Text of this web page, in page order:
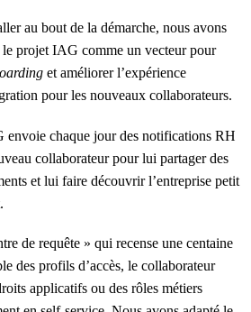
au bout de la démarche, nous avons
projet IAG comme un vecteur pour
et améliorer l’expérience
pour les nouveaux collaborateurs.
envoie chaque jour des notifications RH
collaborateur pour lui partager des
et lui faire découvrir l’entreprise petit
de requête » qui recense une centaine
des profils d’accès, le collaborateur
applicatifs ou des rôles métiers